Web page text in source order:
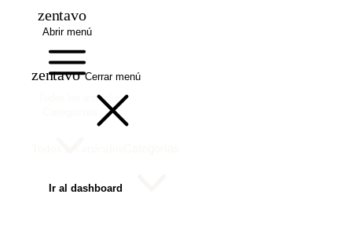
zentavo
Abrir menú
Todos los artículos
Ir al dashboard
zentavo Cerrar menú